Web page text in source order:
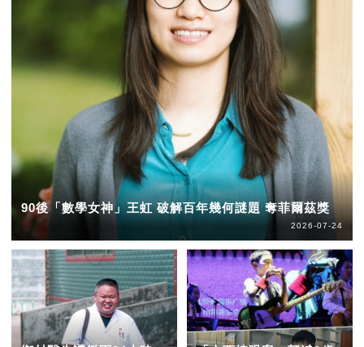
90後「數學女神」王虹 破解百年幾何謎題 奪菲爾茲獎
2026-07-24